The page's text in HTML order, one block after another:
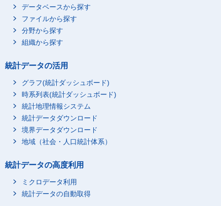
データベースから探す
ファイルから探す
分野から探す
組織から探す
統計データの活用
グラフ(統計ダッシュボード)
時系列表(統計ダッシュボード)
統計地理情報システム
統計データダウンロード
境界データダウンロード
地域（社会・人口統計体系）
統計データの高度利用
ミクロデータ利用
統計データの自動取得